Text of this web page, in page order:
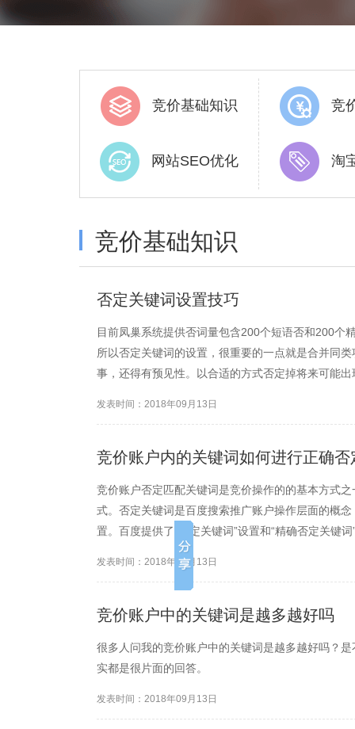
竞价基础知识 竞
网站SEO优化 淘
竞价基础知识
否定关键词设置技巧
目前凤巢系统提供否词量包含200个短语否和200个
所以否定关键词的设置，很重要的一点就是合并同
事，还得有预见性。以合适的方式否定掉将来可能
发表时间：2018年09月13日
竞价账户内的关键词如何进行正确否
竞价账户否定匹配关键词是竞价操作的的基本方式
式。否定关键词是百度搜索推广账户操作层面的概
置。百度提供了“否定关键词”设置和“精确否定关键
的说应该叫短语否定关键词或词组否定关键词。
发表时间：2018年09月13日
竞价账户中的关键词是越多越好吗
很多人问我的竞价账户中的关键词是越多越好吗？
实都是很片面的回答。
发表时间：2018年09月13日